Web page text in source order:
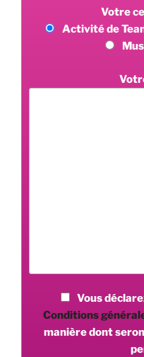
Votre
Activité de
Vous
Conditions
manière dont